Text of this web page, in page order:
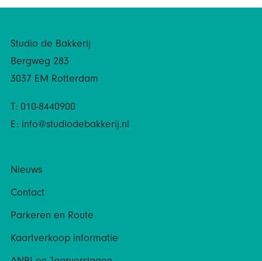
Studio de Bakkerij
Bergweg 283
3037 EM Rotterdam
T: 010-8440900
E: info@studiodebakkerij.nl
Nieuws
Contact
Parkeren en Route
Kaartverkoop informatie